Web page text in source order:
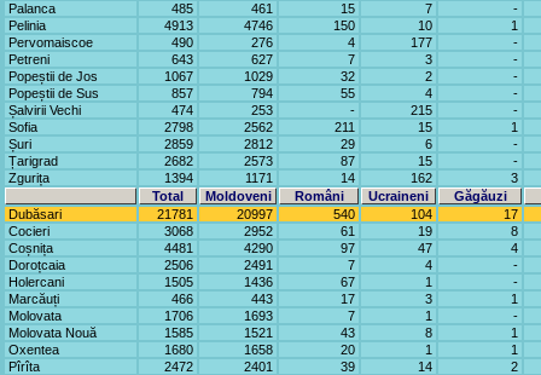
Palanca
485 461 15 7
-
Pelinia
4913 4746 150 10
1
Pervomaiscoe
490 276 4 177
-
Petreni
643 627 7 3
-
Popeștii de Jos
1067 1029 32 2
-
Popeștii de Sus
857 794 55 4
-
Șalvirii Vechi
474 253 - 215
-
Sofia
2798 2562 211 15
1
Șuri
2859 2812 29 6
-
Țarigrad
2682 2573 87 15
-
Zgurița
1394 1171 14 162
3
Total
Moldoveni Români Ucraineni
Găgăuzi
Dubăsari
21781 20997 540 104
17
Cocieri
3068 2952 61 19
8
Coșnița
4481 4290 97 47
4
Doroțcaia
2506 2491 7 4
-
Holercani
1505 1436 67 1
-
Marcăuți
466 443 17 3
1
Molovata
1706 1693 7 1
-
Molovata Nouă
1585 1521 43 8
1
Oxentea
1680 1658 20 1
1
Pîrîta
2472 2401 39 14
2